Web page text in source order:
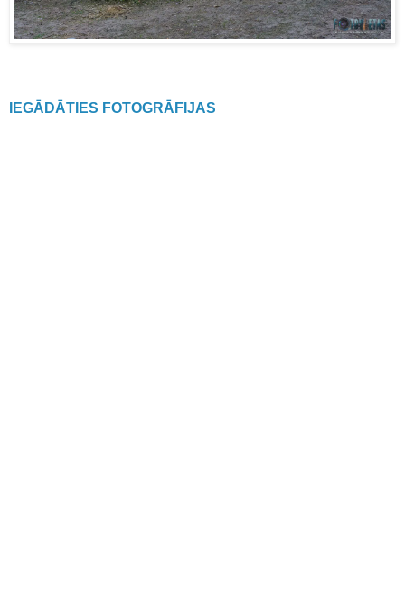
IEGĀDĀTIES FOTOGRĀFIJAS